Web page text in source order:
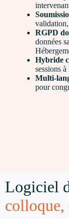
RGPD
données
Hybride
sessions
Multi-
pour
Logiciel
colloque,